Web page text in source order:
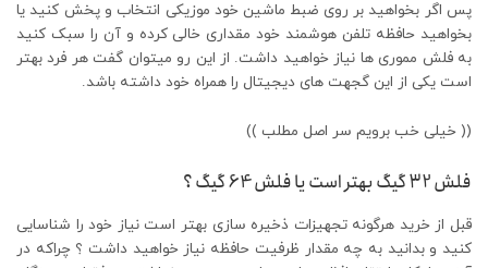
پس اگر بخواهید بر روی ضبط ماشین خود موزیکی انتخاب و پخش کنید یا
بخواهید حافظه تلفن هوشمند خود مقداری خالی کرده و آن را سبک کنید
به فلش مموری ها نیاز خواهید داشت. از این رو میتوان گفت هر فرد بهتر
است یکی از این گجهت های دیجیتال را همراه خود داشته باشد.
(( خیلی خب برویم سر اصل مطلب ))
فلش 32 گیگ بهتر است یا فلش 64 گیگ ؟
قبل از خرید هرگونه تجهیزات ذخیره سازی بهتر است نیاز خود را شناسایی
کنید و بدانید به چه مقدار ظرفیت حافظه نیاز خواهید داشت ؟ چراکه در